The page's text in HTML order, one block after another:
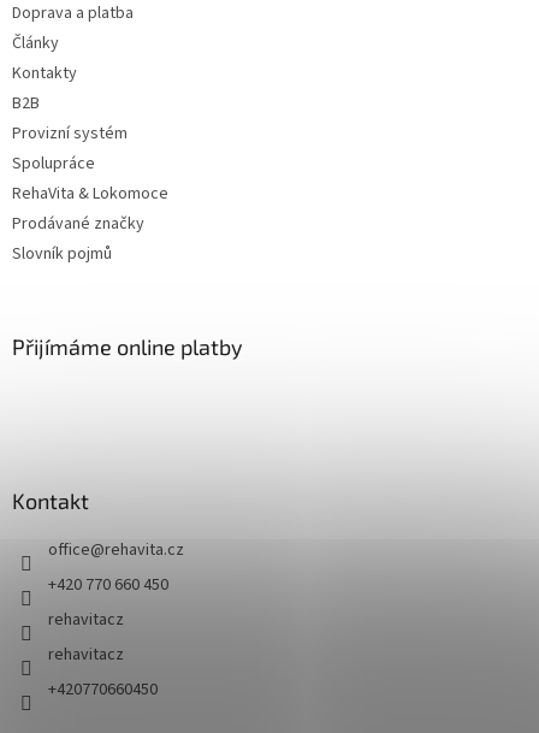
Doprava a platba
Články
Kontakty
B2B
Provizní systém
Spolupráce
RehaVita & Lokomoce
Prodávané značky
Slovník pojmů
Přijímáme online platby
Kontakt
office@rehavita.cz
+420 770 660 450
rehavitacz
rehavitacz
+420770660450